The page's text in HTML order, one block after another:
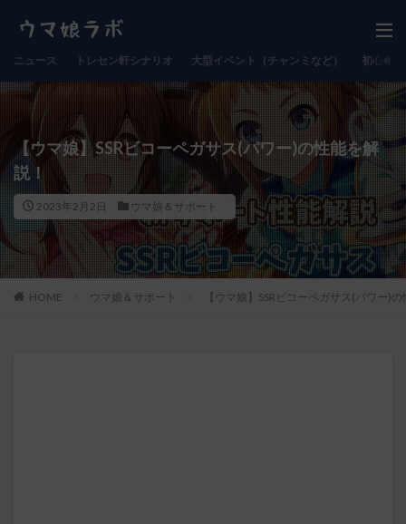
ニュース トレセン軒シナリオ 大型イベント（チャンミなど） 初心者
【ウマ娘】SSRビコーペガサス(パワー)の性能を解
説！
2023年2月2日 ウマ娘＆サポート
HOME ウマ娘＆サポート 【ウマ娘】SSRビコーペガサス(パワー)